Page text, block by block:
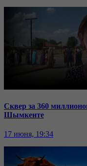
Сквер за 360
Шымкенте
17 июня, 19:34